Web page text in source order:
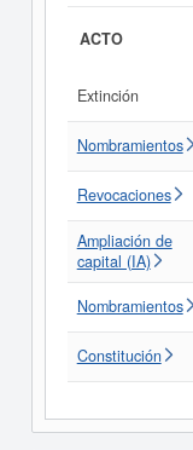
ACTO
Extinción
Nombramientos
Revocaciones
Ampliación de
capital (IA)
Nombramientos
Constitución